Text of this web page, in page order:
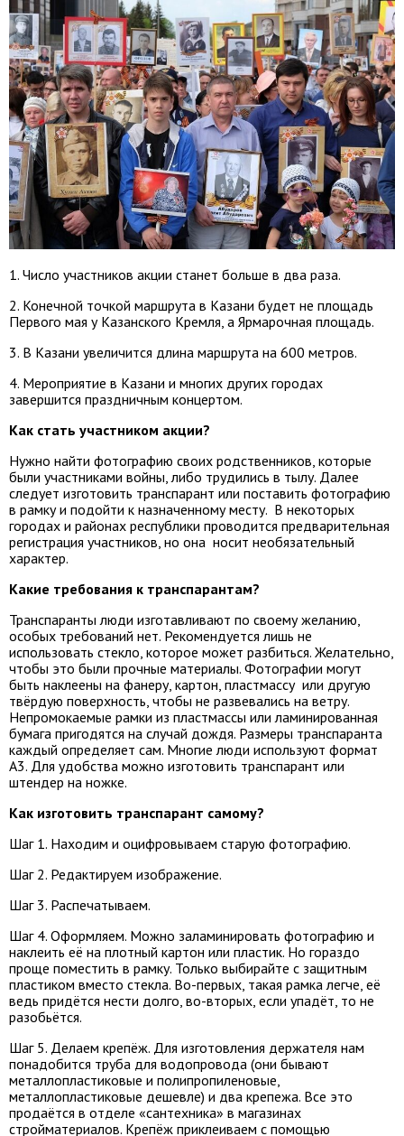
1. Число участников акции станет больше в два раза.
2. Конечной точкой маршрута в Казани будет не площадь
Первого мая у Казанского Кремля, а Ярмарочная площадь.
3. В Казани увеличится длина маршрута на 600 метров.
4. Мероприятие в Казани и многих других городах
завершится праздничным концертом.
Как стать участником акции?
Нужно найти фотографию своих родственников, которые
были участниками войны, либо трудились в тылу. Далее
следует изготовить транспарант или поставить фотографию
в рамку и подойти к назначенному месту. В некоторых
городах и районах республики проводится предварительная
регистрация участников, но она носит необязательный
характер.
Какие требования к транспарантам?
Транспаранты люди изготавливают по своему желанию,
особых требований нет. Рекомендуется лишь не
использовать стекло, которое может разбиться. Желательно,
чтобы это были прочные материалы. Фотографии могут
быть наклеены на фанеру, картон, пластмассу или другую
твёрдую поверхность, чтобы не развевались на ветру.
Непромокаемые рамки из пластмассы или ламинированная
бумага пригодятся на случай дождя. Размеры транспаранта
каждый определяет сам. Многие люди используют формат
А3. Для удобства можно изготовить транспарант или
штендер на ножке.
Как изготовить транспарант самому?
Шаг 1. Находим и оцифровываем старую фотографию.
Шаг 2. Редактируем изображение.
Шаг 3. Распечатываем.
Шаг 4. Оформляем. Можно заламинировать фотографию и
наклеить её на плотный картон или пластик. Но гораздо
проще поместить в рамку. Только выбирайте с защитным
пластиком вместо стекла. Во-первых, такая рамка легче, её
ведь придётся нести долго, во-вторых, если упадёт, то не
разобьётся.
Шаг 5. Делаем крепёж. Для изготовления держателя нам
понадобится труба для водопровода (они бывают
металлопластиковые и полипропиленовые,
металлопластиковые дешевле) и два крепежа. Все это
продаётся в отделе «сантехника» в магазинах
стройматериалов. Крепёж приклеиваем с помощью